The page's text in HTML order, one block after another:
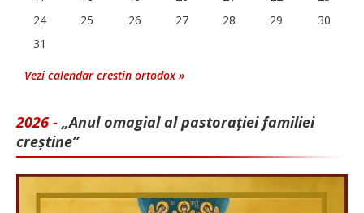
24
25 26 27 28 29
30
31
Vezi calendar crestin ortodox »
2026 - „Anul omagial al pastorației familiei
creștine”